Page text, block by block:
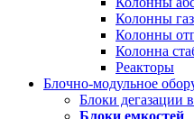
Колонны
Колонны
Колонна
Реакторы
Блочно-модульное
Блоки дегазации
Блоки емкостей